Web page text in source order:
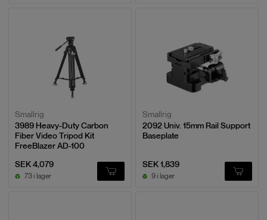
Smallrig
3989 Heavy-Duty Carbon
Fiber Video Tripod Kit
FreeBlazer AD-100
SEK 4,079
73 i lager
Smallrig
2092 Univ. 15mm Rail Support
Baseplate
SEK 1,839
9 i lager